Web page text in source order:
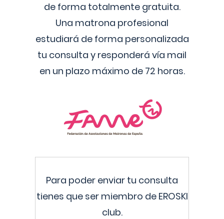
de forma totalmente gratuita.
Una matrona profesional
estudiará de forma personalizada
tu consulta y responderá vía mail
en un plazo máximo de 72 horas.
Para poder enviar tu consulta
tienes que ser miembro de EROSKI
club.